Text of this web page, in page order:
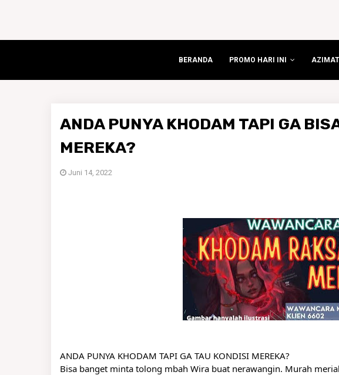
BERANDA PROMO HARI INI
ANDA PUNYA KHODAM TAPI GA
MEREKA?
Juni 14, 2022
ANDA PUNYA KHODAM TAPI GA TAU KONDISI MEREKA?
Bisa banget minta tolong mbah Wira buat nerawangin. Murah